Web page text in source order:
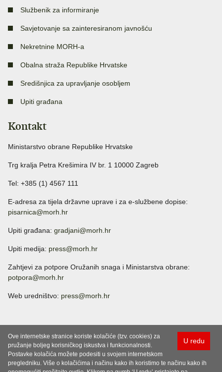
Službenik za informiranje
Savjetovanje sa zainteresiranom javnošću
Nekretnine MORH-a
Obalna straža Republike Hrvatske
Središnjica za upravljanje osobljem
Upiti građana
Kontakt
Ministarstvo obrane Republike Hrvatske
Trg kralja Petra Krešimira IV br. 1 10000 Zagreb
Tel: +385 (1) 4567 111
E-adresa za tijela državne uprave i za e-službene dopise:
pisarnica@morh.hr
Upiti građana: gradjani@morh.hr
Upiti medija: press@morh.hr
Zahtjevi za potpore Oružanih snaga i Ministarstva obrane:
potpora@morh.hr
Web uredništvo: press@morh.hr
U redu
Ove internetske stranice koriste kolačiće (tzv. cookies) za
pružanje boljeg korisničkog iskustva i funkcionalnosti.
Postavke kolačića možete podesiti u svojem internetskom
pregledniku. Više o kolačićima i načinu kako ih koristimo te načinu kako ih